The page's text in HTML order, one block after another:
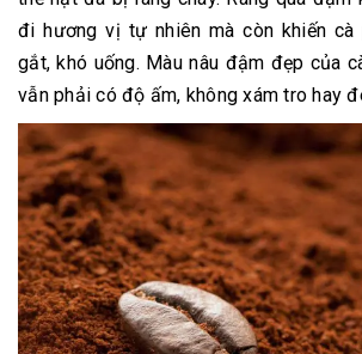
đi hương vị tự nhiên mà còn khiến
gắt, khó uống. Màu nâu đậm đẹp của
vẫn phải có độ ấm, không xám tro hay